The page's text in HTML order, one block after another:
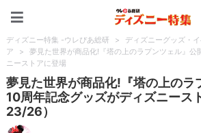
ディズニー特集 -ウレぴあ総研 > ディズニーグッズ・イ
ア
>
夢見た世界が商品化!『塔の上のラプンツェル』公
ニーストアに登場
夢見た世界が商品化!『塔の上のラ
10周年記念グッズがディズニース
23/26）